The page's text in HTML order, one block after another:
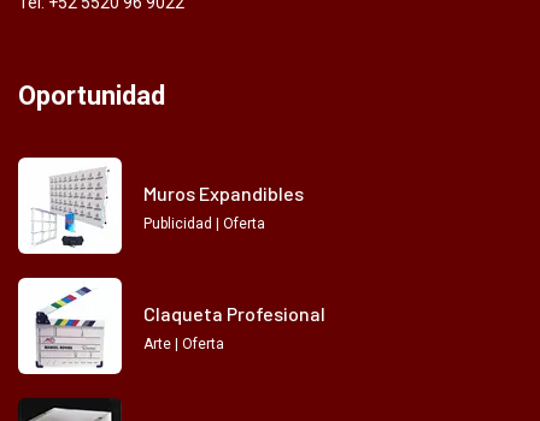
Oportunidad
Muros Expandibles
Publicidad | Oferta
Claqueta Profesional
Arte | Oferta